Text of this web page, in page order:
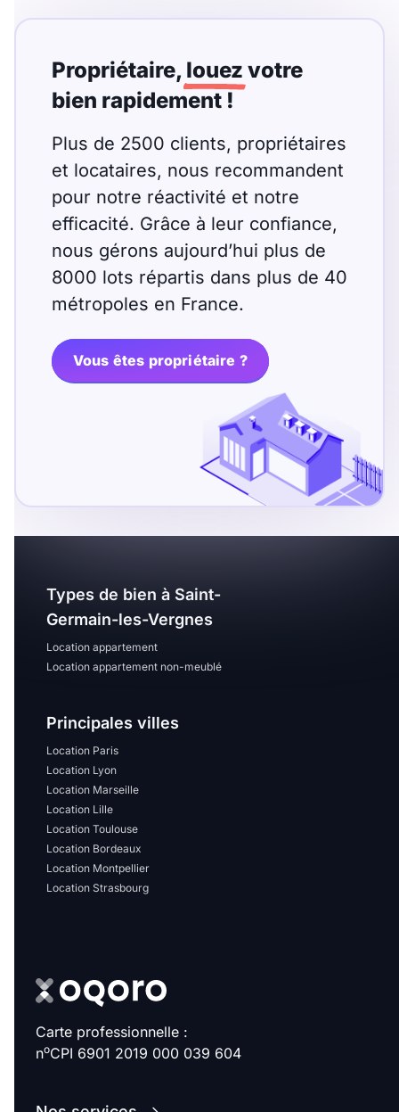
€
Nombre de pièces
T1 T1 bis
T3 T4 T5
T7 T8 T9
T10 T11 T12
T14 T15
T16
chambres
disponibles
Espaces additionnels
Sélectionner...
Équipements des parties
communes
Ascenseur Gardien
Local à vélo
Promotions
Propriétaire, louez votre
bien rapidement !
Plus de 2500 clients, propriétaires
et locataires, nous recommandent
pour notre réactivité et notre
efficacité. Grâce à leur confiance,
nous gérons aujourd’hui plus de
8000 lots répartis dans plus de 40
métropoles en France.
Vous êtes propriétaire ?
Types de bien à Saint-
Germain-les-Vergnes
Location appartement
Location appartement non-meublé
Principales villes
Location Paris
Location Lyon
Location Marseille
Location Lille
Location Toulouse
Location Bordeaux
Location Montpellier
Location Strasbourg
Carte professionnelle :
noCPI 6901 2019 000 039 604